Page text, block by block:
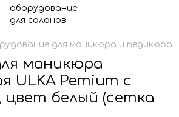
для маникюра и педикюра
маникюра
ULKA Pemium с
белый (сетка